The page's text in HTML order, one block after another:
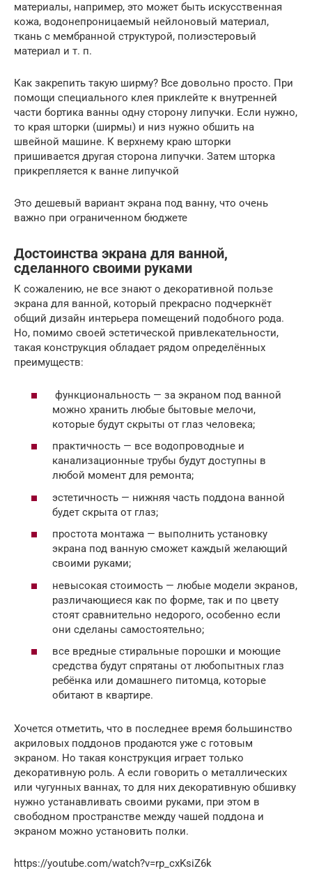
материалы, например, это может быть искусственная
кожа, водонепроницаемый нейлоновый материал,
ткань с мембранной структурой, полиэстеровый
материал и т. п.
Как закрепить такую ширму? Все довольно просто. При
помощи специального клея приклейте к внутренней
части бортика ванны одну сторону липучки. Если нужно,
то края шторки (ширмы) и низ нужно обшить на
швейной машине. К верхнему краю шторки
пришивается другая сторона липучки. Затем шторка
прикрепляется к ванне липучкой
Это дешевый вариант экрана под ванну, что очень
важно при ограниченном бюджете
Достоинства экрана для ванной,
сделанного своими руками
К сожалению, не все знают о декоративной пользе
экрана для ванной, который прекрасно подчеркнёт
общий дизайн интерьера помещений подобного рода.
Но, помимо своей эстетической привлекательности,
такая конструкция обладает рядом определённых
преимуществ:
функциональность — за экраном под ванной
можно хранить любые бытовые мелочи,
которые будут скрыты от глаз человека;
практичность — все водопроводные и
канализационные трубы будут доступны в
любой момент для ремонта;
эстетичность — нижняя часть поддона ванной
будет скрыта от глаз;
простота монтажа — выполнить установку
экрана под ванную сможет каждый желающий
своими руками;
невысокая стоимость — любые модели экранов,
различающиеся как по форме, так и по цвету
стоят сравнительно недорого, особенно если
они сделаны самостоятельно;
все вредные стиральные порошки и моющие
средства будут спрятаны от любопытных глаз
ребёнка или домашнего питомца, которые
обитают в квартире.
Хочется отметить, что в последнее время большинство
акриловых поддонов продаются уже с готовым
экраном. Но такая конструкция играет только
декоративную роль. А если говорить о металлических
или чугунных ваннах, то для них декоративную обшивку
нужно устанавливать своими руками, при этом в
свободном пространстве между чашей поддона и
экраном можно установить полки.
https://youtube.com/watch?v=rp_cxKsiZ6k